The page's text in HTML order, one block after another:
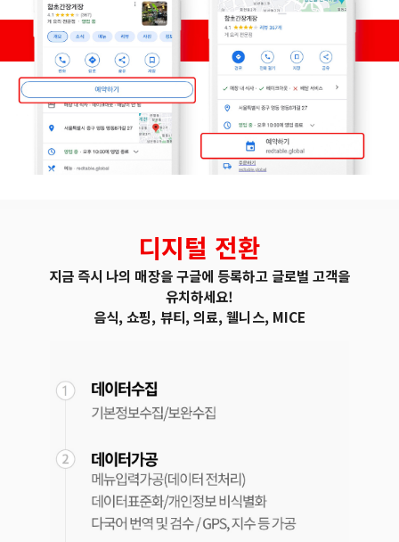
디지털 전환
지금 즉시 나의 매장을 구글에 등록하고 글로벌 고객을
유치하세요!
음식, 쇼핑, 뷰티, 의료, 웰니스, MICE